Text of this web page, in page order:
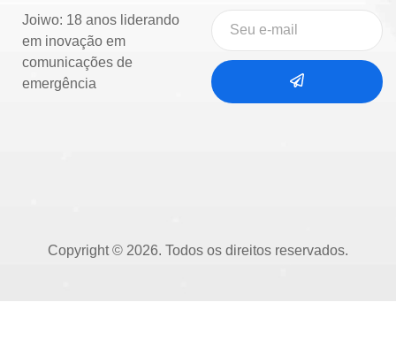
Joiwo: 18 anos liderando
em inovação em
comunicações de
emergência
Copyright © 2026. Todos os direitos reservados.